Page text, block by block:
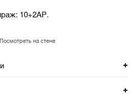
10+2АР.
Посмотреть на стене
мы
подлинности. Для товаров